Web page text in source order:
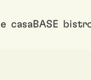
casaBASE